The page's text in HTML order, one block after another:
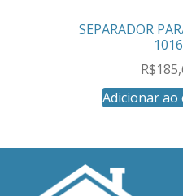
SEPARADOR
1016
R$
Adicionar